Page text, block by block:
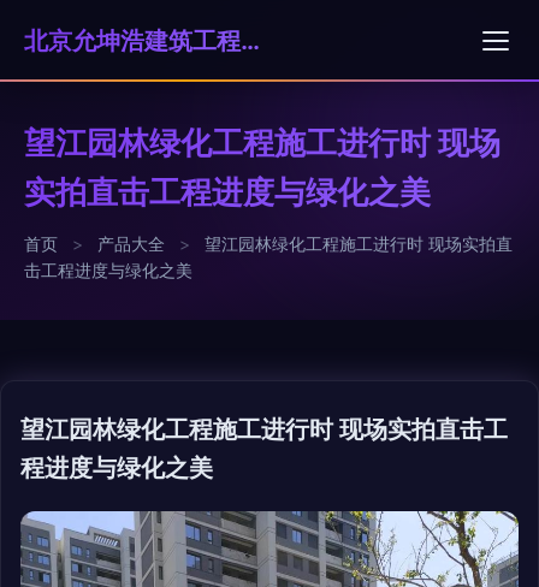
北京允坤浩建筑工程有限公司
望江园林绿化工程施工进行时 现场
实拍直击工程进度与绿化之美
首页 > 产品大全 >
望江园林绿化工程施工进行时 现场实拍直
击工程进度与绿化之美
望江园林绿化工程施工进行时 现场实拍直击工
程进度与绿化之美